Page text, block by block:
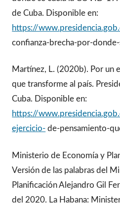
de Cuba. Disponible en:
https://
confianza-brecha-por-
Martínez, L. (2020b). Por un
que transforme al país.
Cuba. Disponible en:
https://
ejercicio- de-pensamiento-
Ministerio de Economía y
Versión de las palabras del
Planificación Alejandro Gil
del 2020. La Habana: